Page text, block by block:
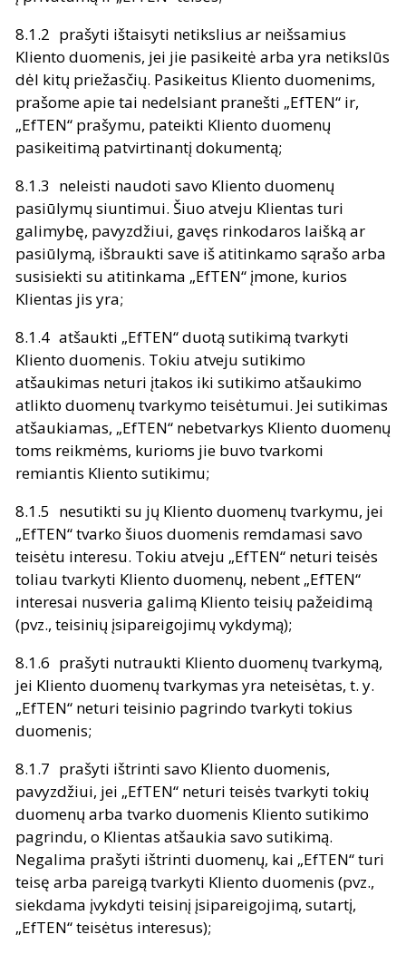
prašyti ištaisyti netikslius ar neišsamius
Kliento duomenis, jei jie pasikeitė arba yra netikslūs
dėl kitų priežasčių. Pasikeitus Kliento duomenims,
prašome apie tai nedelsiant pranešti „EfTEN“ ir,
„EfTEN“ prašymu, pateikti Kliento duomenų
pasikeitimą patvirtinantį dokumentą;
neleisti naudoti savo Kliento duomenų
pasiūlymų siuntimui. Šiuo atveju Klientas turi
galimybę, pavyzdžiui, gavęs rinkodaros laišką ar
pasiūlymą, išbraukti save iš atitinkamo sąrašo arba
susisiekti su atitinkama „EfTEN“ įmone, kurios
Klientas jis yra;
atšaukti „EfTEN“ duotą sutikimą tvarkyti
Kliento duomenis. Tokiu atveju sutikimo
atšaukimas neturi įtakos iki sutikimo atšaukimo
atlikto duomenų tvarkymo teisėtumui. Jei sutikimas
atšaukiamas, „EfTEN“ nebetvarkys Kliento duomenų
toms reikmėms, kurioms jie buvo tvarkomi
remiantis Kliento sutikimu;
nesutikti su jų Kliento duomenų tvarkymu, jei
„EfTEN“ tvarko šiuos duomenis remdamasi savo
teisėtu interesu. Tokiu atveju „EfTEN“ neturi teisės
toliau tvarkyti Kliento duomenų, nebent „EfTEN“
interesai nusveria galimą Kliento teisių pažeidimą
(pvz., teisinių įsipareigojimų vykdymą);
prašyti nutraukti Kliento duomenų tvarkymą,
jei Kliento duomenų tvarkymas yra neteisėtas, t. y.
„EfTEN“ neturi teisinio pagrindo tvarkyti tokius
duomenis;
prašyti ištrinti savo Kliento duomenis,
pavyzdžiui, jei „EfTEN“ neturi teisės tvarkyti tokių
duomenų arba tvarko duomenis Kliento sutikimo
pagrindu, o Klientas atšaukia savo sutikimą.
Negalima prašyti ištrinti duomenų, kai „EfTEN“ turi
teisę arba pareigą tvarkyti Kliento duomenis (pvz.,
siekdama įvykdyti teisinį įsipareigojimą, sutartį,
„EfTEN“ teisėtus interesus);